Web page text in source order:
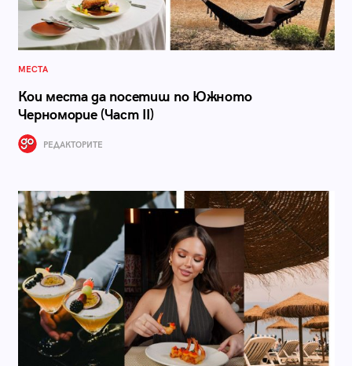
МЕСТА
Кои места да посетиш по Южното
Черноморие (Част II)
РЕДАКТОРИТЕ